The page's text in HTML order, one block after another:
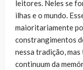
leitores. Neles se
ilhas e o mundo.
maioritariamente
constrangimentos
nessa tradição,
continuum da